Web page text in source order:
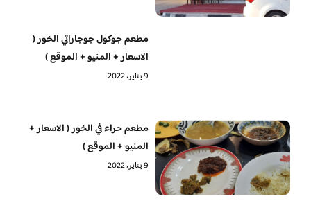
مطعم جوكول جوجاراتي الخور (
الاسعار + المنيو + الموقع )
9 يناير، 2022
مطعم حراء في الخور ( الاسعار +
المنيو + الموقع )
9 يناير، 2022